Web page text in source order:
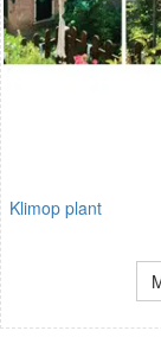
Klimop plant